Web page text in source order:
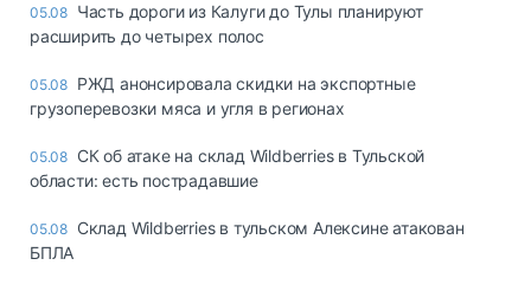
05.08 Часть дороги из Калуги до Тулы планируют
расширить до четырех полос
05.08 РЖД анонсировала скидки на экспортные
грузоперевозки мяса и угля в регионах
05.08 СК об атаке на склад Wildberries в Тульской
области: есть пострадавшие
05.08 Склад Wildberries в тульском Алексине атакован
БПЛА